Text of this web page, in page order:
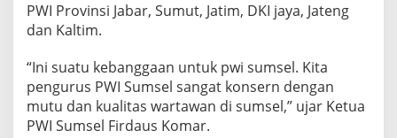
y
e
n
g
g
a
PWI Provinsi Jabar, Sumut, Jatim, DKI jaya, Jateng
dan Kaltim.
“Ini suatu kebanggaan untuk pwi sumsel. Kita
pengurus PWI Sumsel sangat konsern dengan
mutu dan kualitas wartawan di sumsel,” ujar Ketua
PWI Sumsel Firdaus Komar.